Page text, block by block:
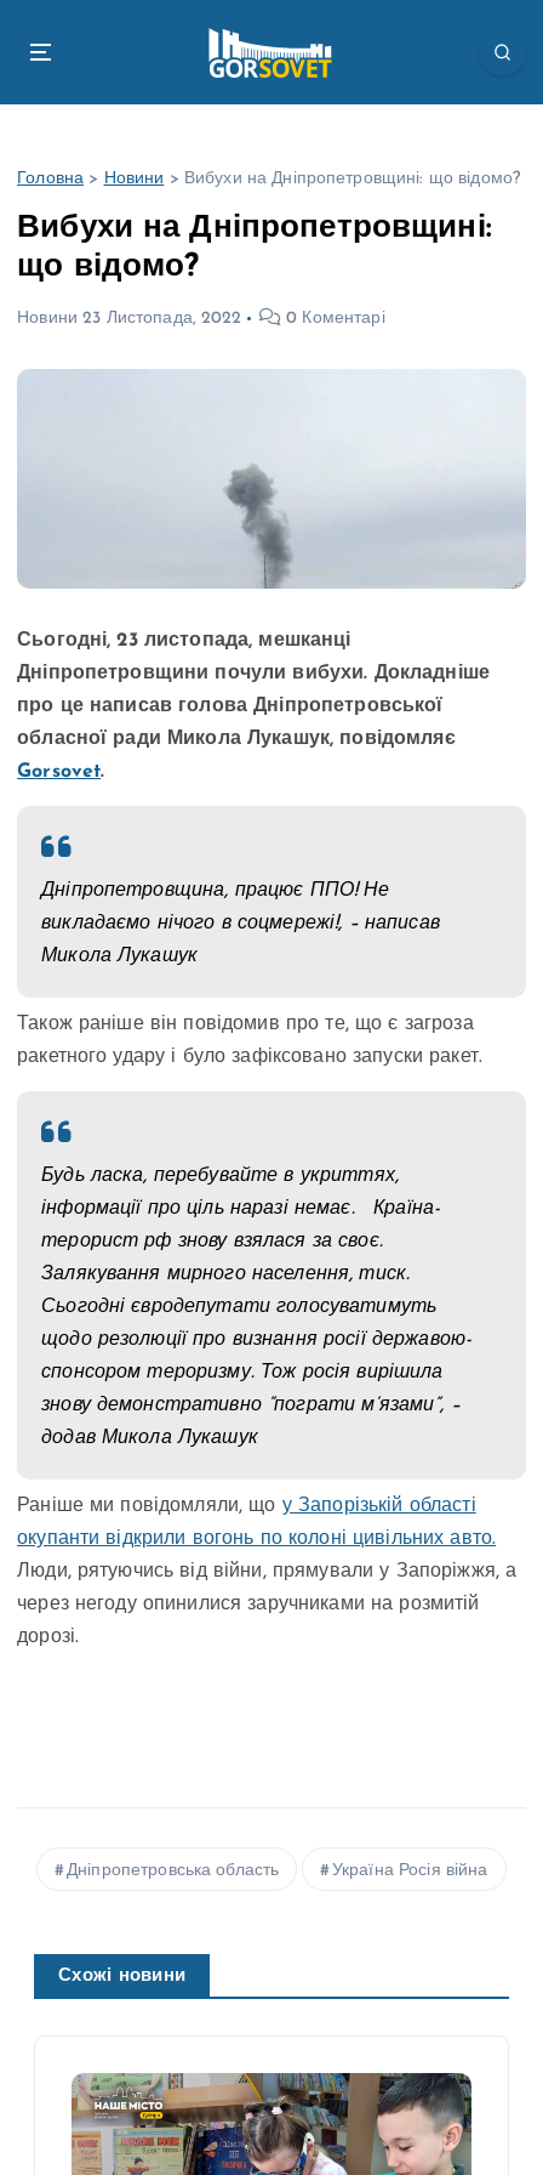
Головна > Новини > Вибухи на Дніпропетровщині: що відомо?
Вибухи на Дніпропетровщині:
що відомо?
Новини 23 Листопада, 2022 0 Коментарі
Сьогодні, 23 листопада, мешканці
Дніпропетровщини почули вибухи. Докладніше
про це написав голова Дніпропетровської
обласної ради Микола Лукашук, повідомляє
Gorsovet.
Дніпропетровщина, працює ППО! Не
викладаємо нічого в соцмережі!, – написав
Микола Лукашук
Також раніше він повідомив про те, що є загроза
ракетного удару і було зафіксовано запуски ракет.
Будь ласка, перебувайте в укриттях,
інформації про ціль наразі немає. Країна-
терорист рф знову взялася за своє.
Залякування мирного населення, тиск.
Сьогодні євродепутати голосуватимуть
щодо резолюції про визнання росії державою-
спонсором тероризму. Тож росія вирішила
знову демонстративно “пограти м‘язами”, –
додав Микола Лукашук
Раніше ми повідомляли, що у Запорізькій області
окупанти відкрили вогонь по колоні цивільних авто.
Люди, рятуючись від війни, прямували у Запоріжжя, а
через негоду опинилися заручниками на розмитій
дорозі.
Дніпропетровська область Україна Росія війна
Схожі новини